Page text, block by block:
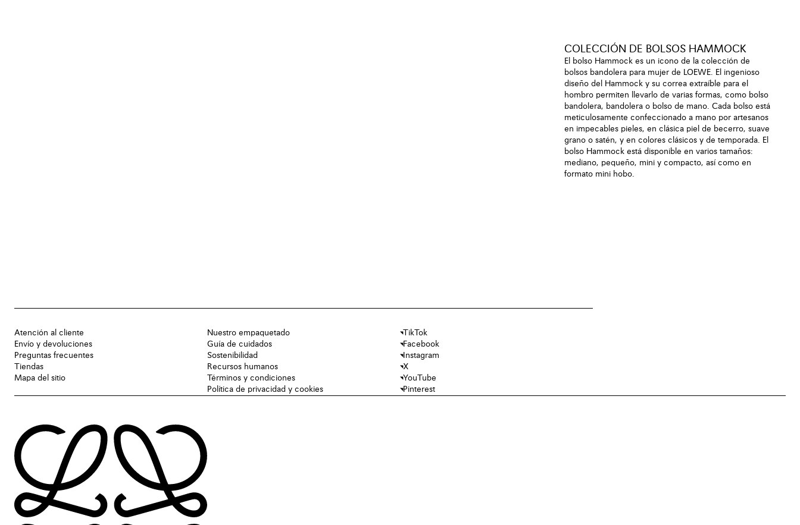
COLECCIÓN DE BOLSOS HAMMOCK
El bolso Hammock es un icono de la colección de
bolsos bandolera para mujer de LOEWE. El ingenioso
diseño del Hammock y su correa extraíble para el
hombro permiten llevarlo de varias formas, como bolso
bandolera, bandolera o bolso de mano. Cada bolso está
meticulosamente confeccionado a mano por artesanos
en impecables pieles, en clásica piel de becerro, suave
grano o satén, y en colores clásicos y de temporada. El
bolso Hammock está disponible en varios tamaños:
mediano, pequeño, mini y compacto, así como en
formato mini hobo.
Atención al cliente
Envío y devoluciones
Preguntas frecuentes
Tiendas
Mapa del sitio
Nuestro empaquetado
Guía de cuidados
Sostenibilidad
Recursos humanos
Términos y condiciones
Política de privacidad y cookies
TikTok
Facebook
Instagram
X
YouTube
Pinterest